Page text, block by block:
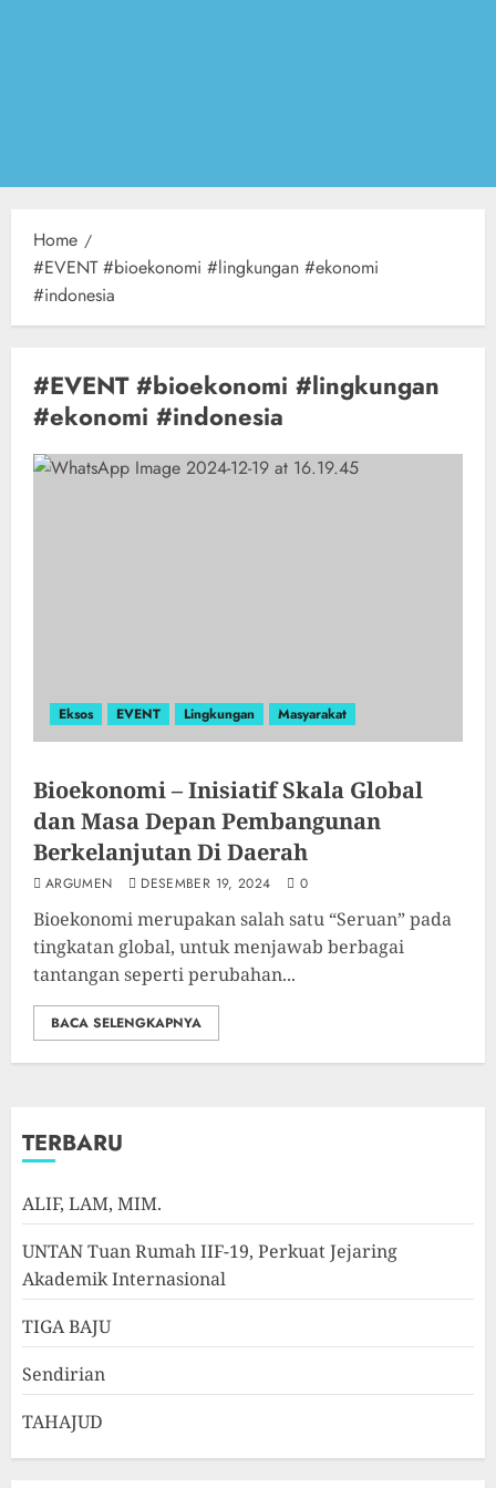
Home
#EVENT #bioekonomi #lingkungan #ekonomi
#indonesia
#EVENT #bioekonomi #lingkungan
#ekonomi #indonesia
Eksos EVENT Lingkungan Masyarakat
Bioekonomi – Inisiatif Skala Global
dan Masa Depan Pembangunan
Berkelanjutan Di Daerah
ARGUMEN DESEMBER 19, 2024 0
Bioekonomi merupakan salah satu “Seruan” pada
tingkatan global, untuk menjawab berbagai
tantangan seperti perubahan...
BACA SELENGKAPNYA
TERBARU
ALIF, LAM, MIM.
UNTAN Tuan Rumah IIF-19, Perkuat Jejaring
Akademik Internasional
TIGA BAJU
Sendirian
TAHAJUD